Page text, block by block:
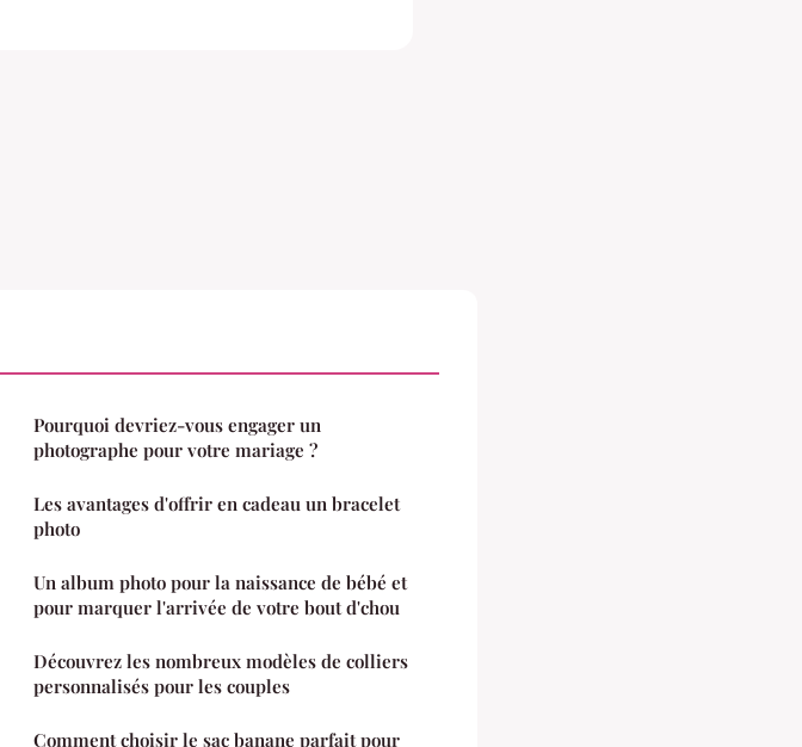
Pourquoi devriez-vous engager un
photographe pour votre mariage ?
Les avantages d'offrir en cadeau un bracelet
photo
Un album photo pour la naissance de bébé et
pour marquer l'arrivée de votre bout d'chou
Découvrez les nombreux modèles de colliers
personnalisés pour les couples
Comment choisir le sac banane parfait pour